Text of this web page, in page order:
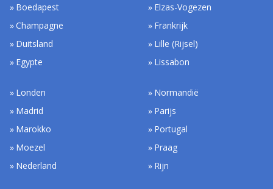
Boedapest
Champagne
Duitsland
Egypte
Elzas-Vogezen
Frankrijk
Lille (Rijsel)
Lissabon
Londen
Madrid
Marokko
Moezel
Nederland
Normandië
Parijs
Portugal
Praag
Rijn